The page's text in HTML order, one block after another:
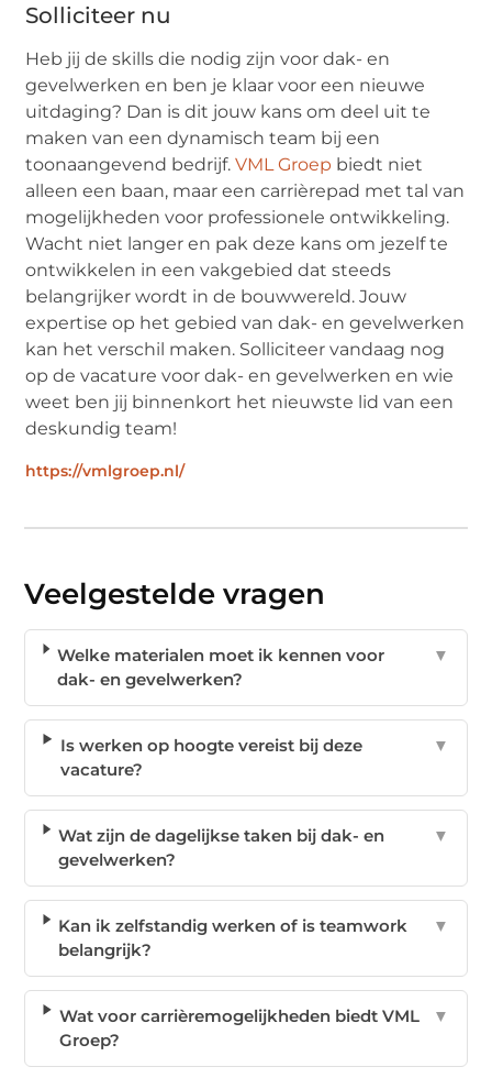
Solliciteer nu
Heb jij de skills die nodig zijn voor dak- en
gevelwerken en ben je klaar voor een nieuwe
uitdaging? Dan is dit jouw kans om deel uit te
maken van een dynamisch team bij een
toonaangevend bedrijf.VML Groep biedt niet
alleen een baan, maar een carrièrepad met tal van
mogelijkheden voor professionele ontwikkeling.
Wacht niet langer en pak deze kans om jezelf te
ontwikkelen in een vakgebied dat steeds
belangrijker wordt in de bouwwereld. Jouw
expertise op het gebied van dak- en gevelwerken
kan het verschil maken. Solliciteer vandaag nog
op de vacature voor dak- en gevelwerken en wie
weet ben jij binnenkort het nieuwste lid van een
deskundig team!
https://vmlgroep.nl/
Veelgestelde vragen
Welke materialen moet ik kennen voor
dak- en gevelwerken?
▼
Is werken op hoogte vereist bij deze
vacature?
▼
Wat zijn de dagelijkse taken bij dak- en
gevelwerken?
▼
Kan ik zelfstandig werken of is teamwork
belangrijk?
▼
Wat voor carrièremogelijkheden biedt VML
Groep?
▼